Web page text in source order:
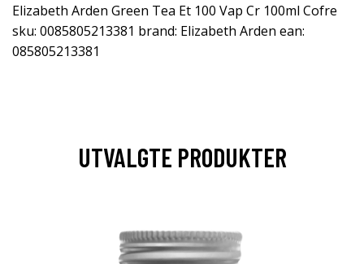
Elizabeth Arden Green Tea Et 100 Vap Cr 100ml Cofre
sku: 0085805213381 brand: Elizabeth Arden ean:
085805213381
UTVALGTE PRODUKTER